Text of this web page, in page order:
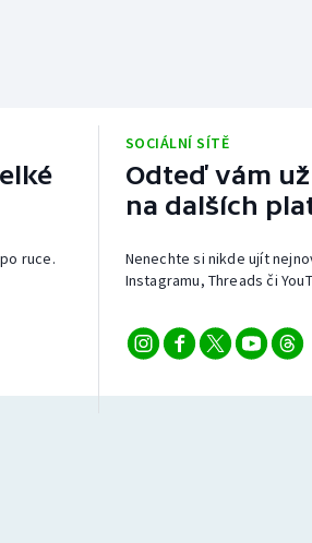
ruce.
SOCIÁLNÍ SÍTĚ
Odteď vám
na dalších
Nenechte si nikde ujít
Instagramu, Threads či